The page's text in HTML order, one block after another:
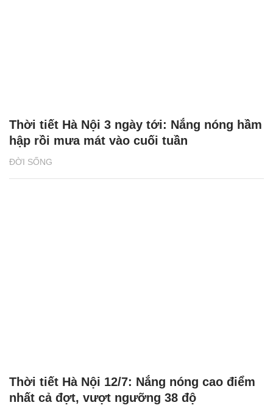
ĐỜI SỐNG
Thời tiết Hà Nội 3 ngày tới: Nắng nóng hầm
hập rồi mưa mát vào cuối tuần
Thời tiết Hà Nội 12/7: Nắng nóng cao điểm
nhất cả đợt, vượt ngưỡng 38 độ